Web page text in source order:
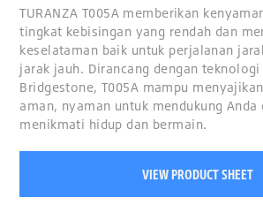
TURANZA T005A memberikan
tingkat kebisingan yang rendah dan
keselataman baik untuk perjalanan
jarak jauh. Dirancang dengan
Bridgestone, T005A mampu
aman, nyaman untuk mendukung Anda
menikmati hidup dan bermain.
VIEW PRODUCT SHEET